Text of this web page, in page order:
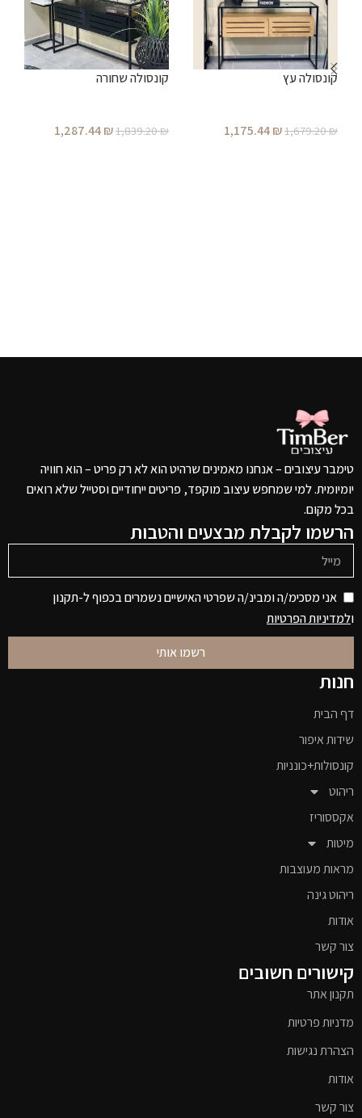
קונסולה עץ
1,679.20₪
1,175.44₪
קונסולה שחורה
1,839.20₪
1,287.44₪
טימבר עיצובים – אנחנו מאמינים שרהיט הוא לא רק פריט – הוא חוויה
יומיומית. למי שמחפש עיצוב מוקפד, פריטים ייחודיים וסטייל שלא רואים
בכל מקום.
הרשמו לקבלת מבצעים והטבות
אני מסכימ/ה ומבינ/ה שפרטי האישיים נשמרים בכפוף ל-תקנון
ולמדיניות הפרטיות
רשמו אותי
חנות
דף הבית
שידות איפור
קונסולות+כונניות
ריהוט
אקססוריז
מיטות
מראות מעוצבות
ריהוט גינה
אודות
צור קשר
קישורים חשובים
תקנון אתר
מדניות פרטיות
הצהרת נגישות
אודות
צור קשר